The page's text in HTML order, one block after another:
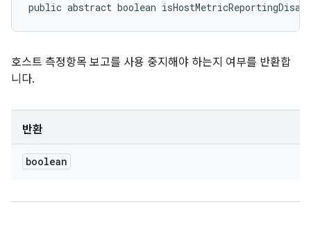
public abstract boolean
호스트 측정항목 보고를 사용 중지해야 하는지 여부를 반환합
니다.
반환
boolean